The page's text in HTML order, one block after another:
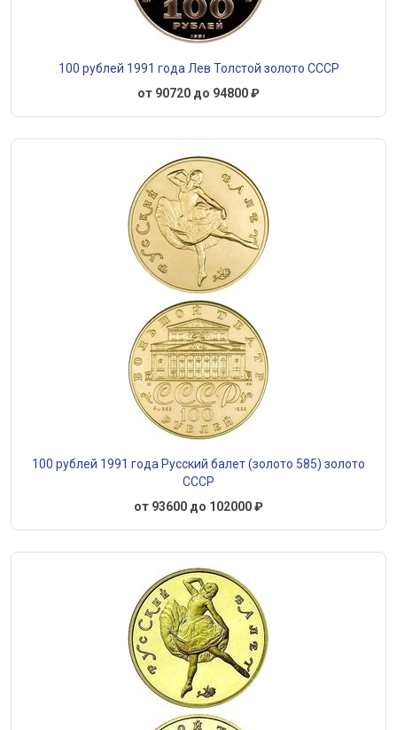
100 рублей 1991 года Лев Толстой золото СССР
от 90720 до 94800 ₽
100 рублей 1991 года Русский балет (золото 585) золото
СССР
от 93600 до 102000 ₽